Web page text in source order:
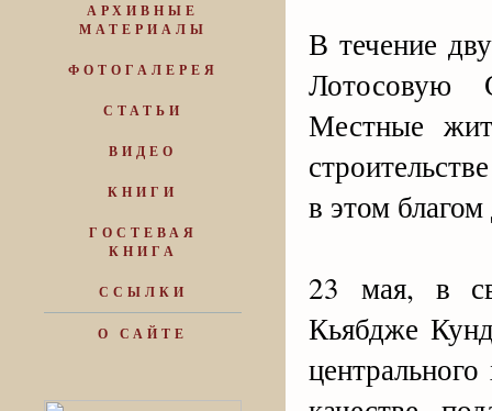
АРХИВНЫЕ
МАТЕРИАЛЫ
ФОТОГАЛЕРЕЯ
СТАТЬИ
ВИДЕО
КНИГИ
ГОСТЕВАЯ
КНИГА
ССЫЛКИ
О САЙТЕ
В течение
Лотосовую
Местные
в этом благом
23 мая, в
Кьябдже